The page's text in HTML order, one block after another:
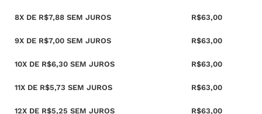
8X DE R$7,88 SEM JUROS R$63,00
9X DE R$7,00 SEM JUROS R$63,00
10X DE R$6,30 SEM JUROS R$63,00
11X DE R$5,73 SEM JUROS R$63,00
12X DE R$5,25 SEM JUROS R$63,00